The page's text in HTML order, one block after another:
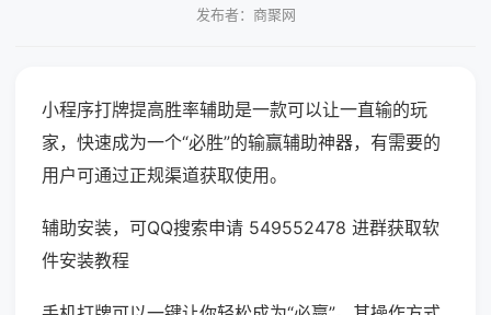
发布者：商聚网
小程序打牌提高胜率辅助是一款可以让一直输的玩
家，快速成为一个“必胜”的输赢辅助神器，有需要的
用户可通过正规渠道获取使用。
辅助安装，可QQ搜索申请 549552478 进群获取软
件安装教程